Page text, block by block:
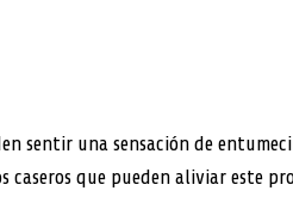
sentir una sensación de
caseros que pueden aliviar este